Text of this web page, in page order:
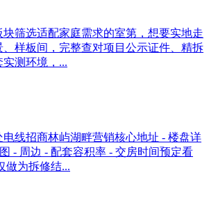
筛选适配家庭需求的室第，想要实地走
样板间，完整查对项目公示证件、精拆
测环境，...
线招商林屿湖畔营销核心地址 - 楼盘详
- 周边 - 配套容积率 - 交房时间预定看
做为拆修结...